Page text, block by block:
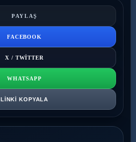
PAYLAŞ
FACEBOOK
X / TWITTER
WHATSAPP
LINKI KOPYALA